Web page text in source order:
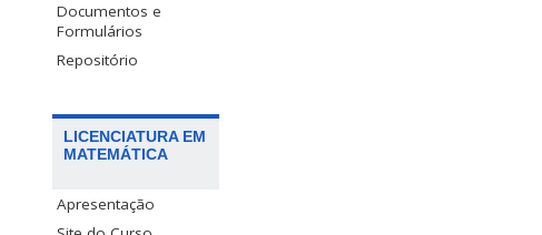
Documentos e
Formulários
Repositório
LICENCIATURA EM
MATEMÁTICA
Apresentação